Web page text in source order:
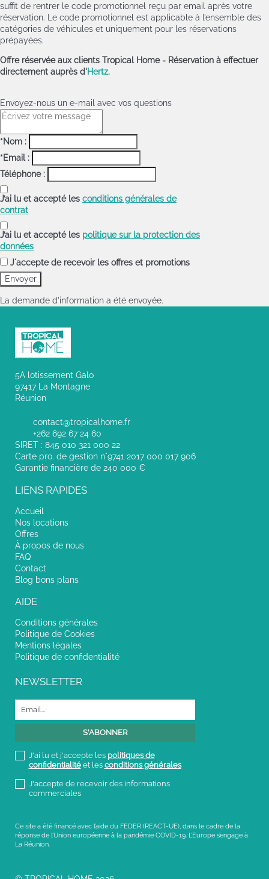
suffit de rentrer le code promotionnel reçu par email après votre
réservation. Le code promotionnel est applicable à l’ensemble des
catégories de véhicules et uniquement pour les réservations
prépayées.
Offre réservée aux clients Tropical Home - Réservation à effectuer
directement auprès d'Hertz.
Envoyez-nous un e-mail avec vos questions
*Nom :
*Email :
Téléphone :
J’ai lu et accepté les conditions générales de
contrat
J’ai lu et accepté les politique sur la protection des
données
J´accepte de recevoir les offres et promotions
La demande d'information a été envoyée.
5A lotissement Galo
97417 La Montagne
Réunion
contact@tropicalhome.fr
+262 692 67 24 60
SIRET : 845 010 321 000 22
Carte pro. de gestion n°9741 2017 000 017 906
Garantie financière de 240 000 €
LIENS RAPIDES
Accueil
Nos locations
Offres
À propos de nous
FAQ
Contact
Blog bons plans
AIDE
Conditions générales
Politique de Cookies
Mentions légales
Politique de confidentialité
NEWSLETTER
J'ai lu et j'accepte les politiques de
confidentialitéet les conditions générales
J'accepte de recevoir des informations
commerciales
Ce site a été financé avec l’aide du FEDER (REACT-UE), dans le cadre de la
réponse de l’Union européenne à la pandémie COVID-19. L’Europe s’engage à
La Réunion.